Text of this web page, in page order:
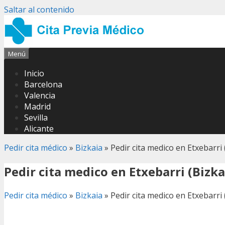
Saltar al contenido
Menú
Inicio
Barcelona
Valencia
Madrid
Sevilla
Alicante
Pedir cita médico » Bizkaia » Pedir cita medico en Etxebarri
Pedir cita medico en Etxebarri
Pedir cita médico » Bizkaia » Pedir cita medico en Etxebarri